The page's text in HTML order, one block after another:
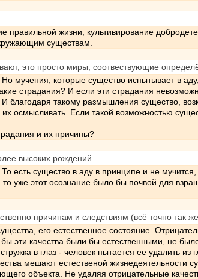
жизни, культивирование
существам.
это просто миры, соотвествующие
которые существо испытывает в
страдания? И если эти страдания
такому размышления существо,
осмысливать. Если такой возможностью
и их причины?
высоких рождений.
существо в аду в принципе и не мучится,
уже этот осознание было бы почвой для
причинам и следствиям (всё точно так
его естественное состояние.
эти качества были бы естественными, не
в глаз - человек пытается ее удалить из
мешают естественой жизнедеятельности
объекта. Не удаляя отрицательные